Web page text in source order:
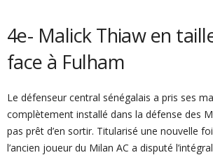
4e- Malick Thiaw en
face à Fulham
Le défenseur central sénégalais a pris ses
complètement installé dans la défense des
pas prêt d’en sortir. Titularisé une nouvelle
l’ancien joueur du Milan AC a disputé